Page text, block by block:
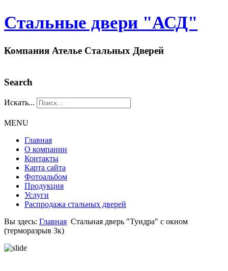
Стальные двери "АСД"
Компания Ателье Стальных Дверей
Search
Искать...
MENU
Главная
О компании
Контакты
Карта сайта
Фотоальбом
Продукция
Услуги
Распродажа стальных дверей
Вы здесь: Главная Стальная дверь "Тундра" с окном
(терморазрыв 3к)